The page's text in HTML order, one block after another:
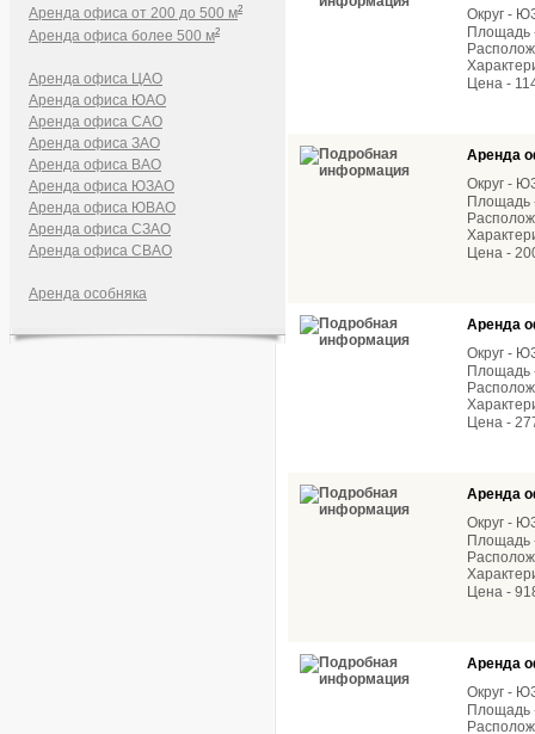
Аренда офиса от 200 до 500 м2
Аренда офиса более 500 м2
Аренда офиса ЦАО
Аренда офиса ЮАО
Аренда офиса САО
Аренда офиса ЗАО
Аренда офиса ВАО
Аренда офиса ЮЗАО
Аренда офиса ЮВАО
Аренда офиса СЗАО
Аренда офиса СВАО
Аренда особняка
Округ -
Площадь
Цена -
Аренда
Округ -
Площадь
Цена -
Аренда
Округ -
Площадь
Цена -
Аренда
Округ -
Площадь
Цена -
Аренда
Округ -
Площадь